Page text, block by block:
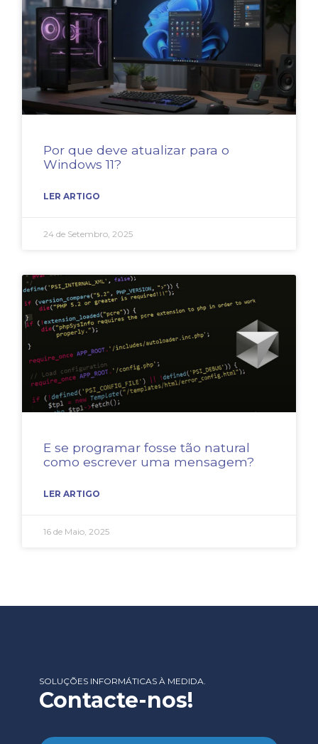
Por que deve atualizar para o
Windows 11?
LER ARTIGO
24 de Setembro, 2025
E se programar fosse tão natural
como escrever uma mensagem?
LER ARTIGO
16 de Maio, 2025
SOLUÇÕES INFORMÁTICAS À MEDIDA.
Contacte-nos!